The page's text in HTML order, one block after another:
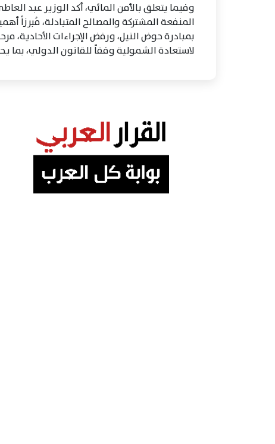
وفيما يتعلق بالأمن المائي، أكد الوزير عبد
المنفعة المشتركة والمصالح المتبادلة، مُبرزاً
بمبادرة حوض النيل، ورفض الإجراءات الأحادية،
لاستعادة الشمولية وفقاً للقانون الدولي، بما